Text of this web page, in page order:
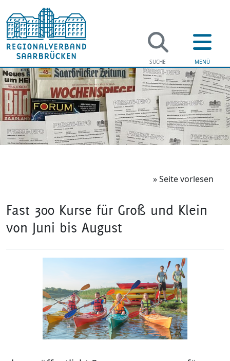
» Seite vorlesen
Fast 300 Kurse für Groß und Klein
von Juni bis August